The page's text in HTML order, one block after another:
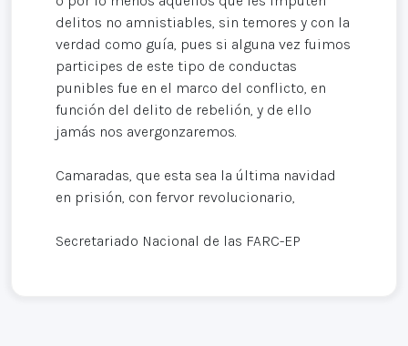
delitos no amnistiables, sin temores y con la
verdad como guía, pues si alguna vez fuimos
participes de este tipo de conductas
punibles fue en el marco del conflicto, en
función del delito de rebelión, y de ello
jamás nos avergonzaremos.
Camaradas, que esta sea la última navidad
en prisión, con fervor revolucionario,
Secretariado Nacional de las FARC-EP